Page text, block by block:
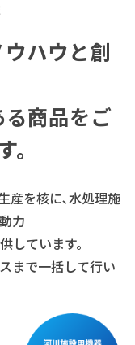
ハウと創
商品をご
産を核に､水処理施
力
しています。
まで一括して行い